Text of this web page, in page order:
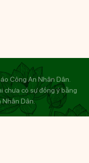
Công An Nhân Dân.
chưa có sự đồng ý bằng
Nhân Dân.